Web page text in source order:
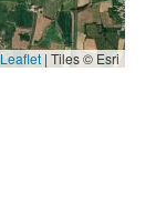
Leaflet | Tiles © Esri